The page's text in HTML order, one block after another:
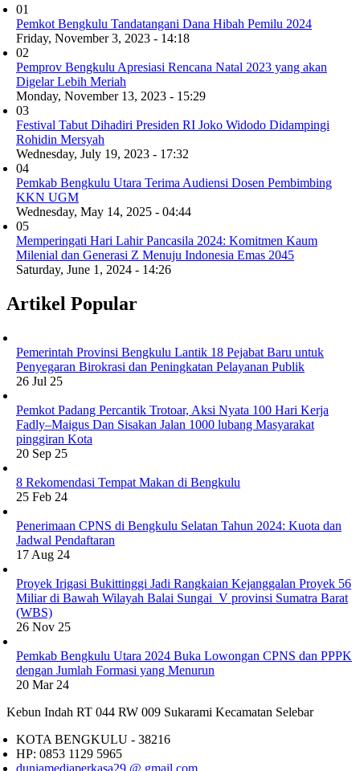
01
Pemkot Bengkulu Tandatangani Dana Hibah Pemilu 2024
Friday, November 3, 2023 - 14:18
02
Pemprov Bengkulu Apresiasi Rencana Natal 2023 yang akan
Digelar Lebih Meriah
Monday, November 13, 2023 - 15:29
03
Festival Tabut Dihadiri Presiden RI Joko Widodo Didampingi
Rohidin Mersyah
Wednesday, July 19, 2023 - 17:32
04
Pemkab Bengkulu Utara Terima Audiensi Dosen Pembimbing
KKN UGM
Wednesday, May 14, 2025 - 04:44
05
Memperingati Hari Lahir Pancasila 2024: Komitmen Kaum
Milenial dan Generasi Z Menuju Indonesia Emas 2045
Saturday, June 1, 2024 - 14:26
Artikel Popular
Pemerintah Provinsi Bengkulu Lantik 18 Pejabat Baru untuk
Penyegaran Birokrasi dan Peningkatan Pelayanan Publik
26 Jul 25
Pemkot Padang Percantik Trotoar, Aksi Nyata 100 Hari Kerja
Fadly–Maigus Dan Sisakan Jalan 1000 lubang Masyarakat
pinggiran Kota
20 Sep 25
8 Rekomendasi Tempat Makan di Bengkulu
25 Feb 24
Penerimaan CPNS di Bengkulu Selatan Tahun 2024: Kuota dan
Jadwal Pendaftaran
17 Aug 24
Proyek Irigasi Bukittinggi Jadi Rangkaian Kejanggalan Proyek 56
Miliar di Bawah Wilayah Balai Sungai V provinsi Sumatra Barat
(WBS)
26 Nov 25
Pemkab Bengkulu Utara 2024 Buka Lowongan CPNS dan PPPK
dengan Jumlah Formasi yang Menurun
20 Mar 24
Kebun Indah RT 044 RW 009 Sukarami Kecamatan Selebar
KOTA BENGKULU - 38216
HP: 0853 1129 5965